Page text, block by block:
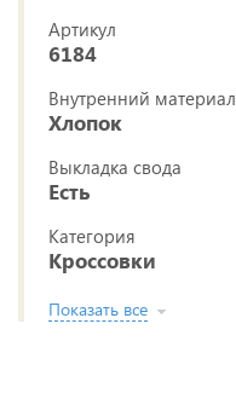
Артикул
6184
Внутренний материал
Хлопок
Выкладка свода
Есть
Категория
Кроссовки
Показать все